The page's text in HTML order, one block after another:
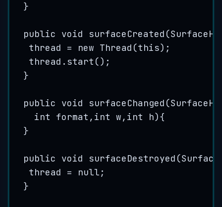
}
public void surfaceCreated (
thread = new Thread (this) ;
thread . start () ;
}
public void surfaceChanged (
int
format , int w, int h){
}
public void surfaceDestroyed (
thread = null ;
}